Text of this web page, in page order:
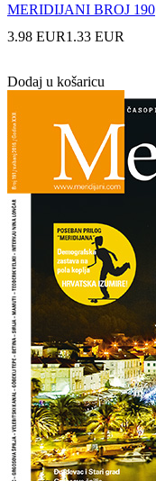
MERIDIJANI BROJ 190
3.98 EUR1.33 EUR
Dodaj u košaricu